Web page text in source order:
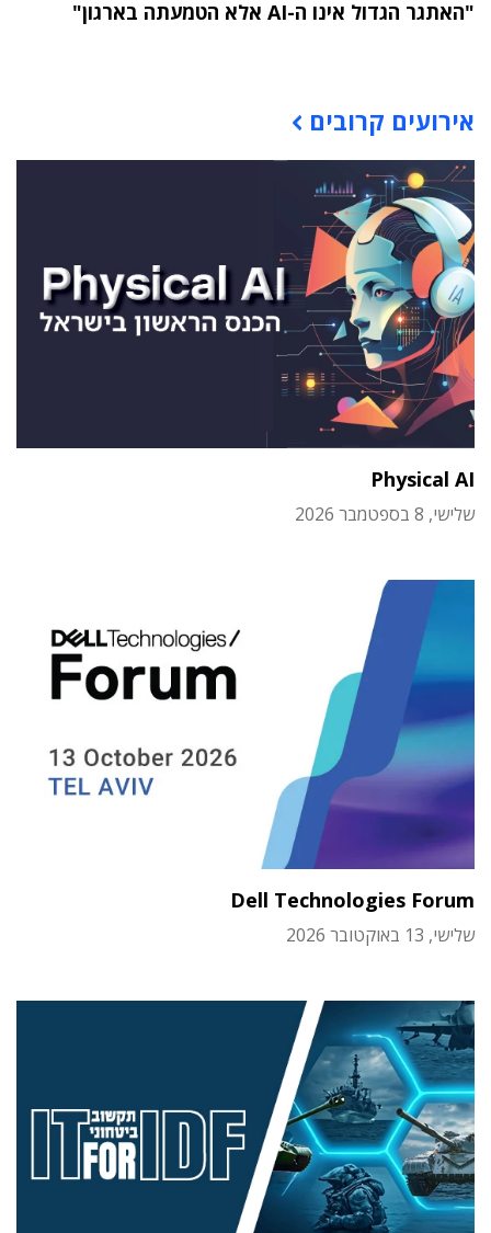
"האתגר הגדול אינו ה-AI אלא הטמעתה בארגון"
אירועים קרובים
Physical AI
שלישי, 8 בספטמבר 2026
Dell Technologies Forum
שלישי, 13 באוקטובר 2026